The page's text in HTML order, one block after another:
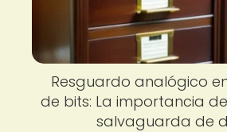
Resguardo analógico
de bits: La importancia
salvaguarda de